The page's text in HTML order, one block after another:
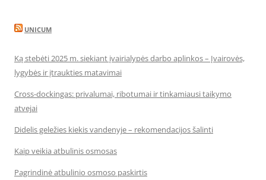
UNICUM
Ką stebėti 2025 m. siekiant įvairialypės darbo aplinkos – Įvairovės,
lygybės ir įtraukties matavimai
Cross-dockingas: privalumai, ribotumai ir tinkamiausi taikymo
atvejai
Didelis geležies kiekis vandenyje – rekomendacijos šalinti
Kaip veikia atbulinis osmosas
Pagrindinė atbulinio osmoso paskirtis